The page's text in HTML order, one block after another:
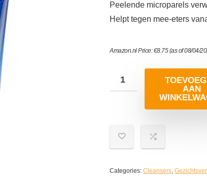
Peelende microparels
Helpt tegen mee-eters
Amazon.nl Price:€8.75(as of 08/04/
AAN
Categories: Cleansers,